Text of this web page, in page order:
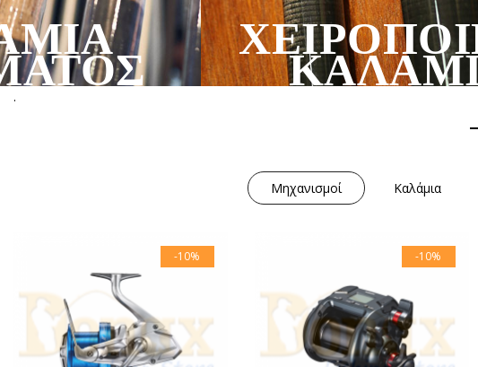
.
Μηχανισμοί Καλάμια
-10% -10%